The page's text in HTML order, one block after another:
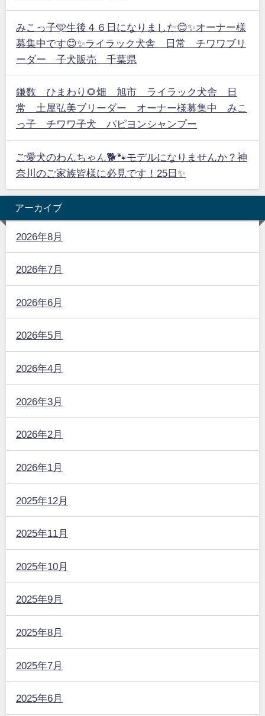
みこっ子🩵生後４６日になりました😊✨オーナー様
募集中です😊✨ライラック犬舎 日常 チワワブリ
ーダー 子犬販売 千葉県
鎌数 ひまわり🌻畑 旭市 ライラック犬舎 日
常 土屋弘美ブリーダー オーナー様募集中 みこ
っ子 チワワ子犬 パピヨンシャンプー
ご愛犬のわんちゃん🐕🐾モデルになりませんか？神
奈川のご家族皆様に必見です！25日✨
アーカイブ
2026年8月
2026年7月
2026年6月
2026年5月
2026年4月
2026年3月
2026年2月
2026年1月
2025年12月
2025年11月
2025年10月
2025年9月
2025年8月
2025年7月
2025年6月